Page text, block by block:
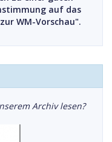
auf das
WM-Vorschau".
Archiv lesen?